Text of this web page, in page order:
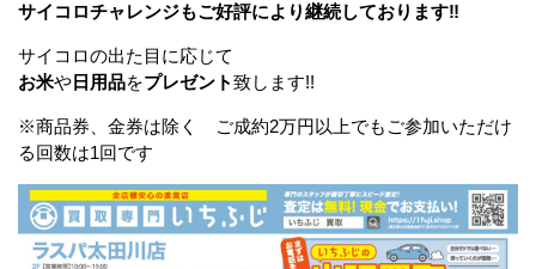
サイコロチャレンジもご好評により継続しております‼
サイコロの出た目に応じて
お米や 日用品をプレゼント致します!!
※商品券、金券は除く ご成約2万円以上でもご参加いただけ
る回数は1回です